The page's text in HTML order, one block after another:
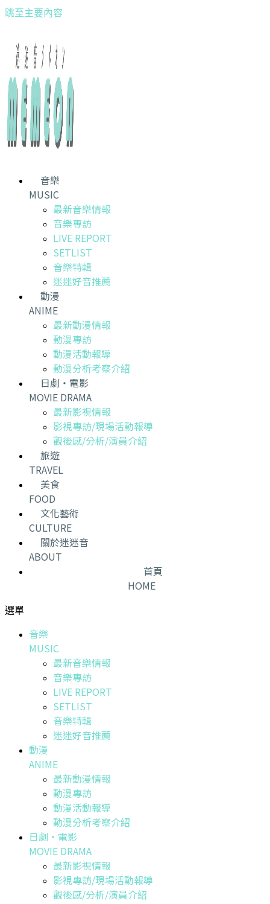
跳至主要內容
音樂
MUSIC
最新音樂情報
音樂專訪
LIVE REPORT
SETLIST
音樂特輯
迷迷好音推薦
動漫
ANIME
最新動漫情報
動漫專訪
動漫活動報導
動漫分析考察介紹
日劇・電影
MOVIE DRAMA
最新影視情報
影視專訪/現場活動報導
觀後感/分析/演員介紹
旅遊
TRAVEL
美食
FOOD
文化藝術
CULTURE
關於迷迷音
ABOUT
首頁
HOME
選單
音樂
MUSIC
最新音樂情報
音樂專訪
LIVE REPORT
SETLIST
音樂特輯
迷迷好音推薦
動漫
ANIME
最新動漫情報
動漫專訪
動漫活動報導
動漫分析考察介紹
日劇・電影
MOVIE DRAMA
最新影視情報
影視專訪/現場活動報導
觀後感/分析/演員介紹